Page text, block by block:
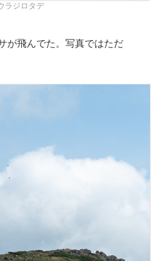
ラジロタデ
が飛んでた。写真ではただ